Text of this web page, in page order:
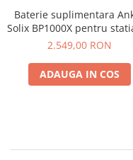
Telemetre
Termometre
Multimetre de Banc
Accesorii instrumente de
Baterie suplimentara
Solix BP1000X pentru
alimentare portabila
2.549,00 RON
ADAUGA IN COS